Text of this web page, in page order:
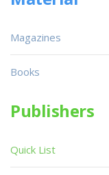
Magazines
Books
Publishers
Quick List